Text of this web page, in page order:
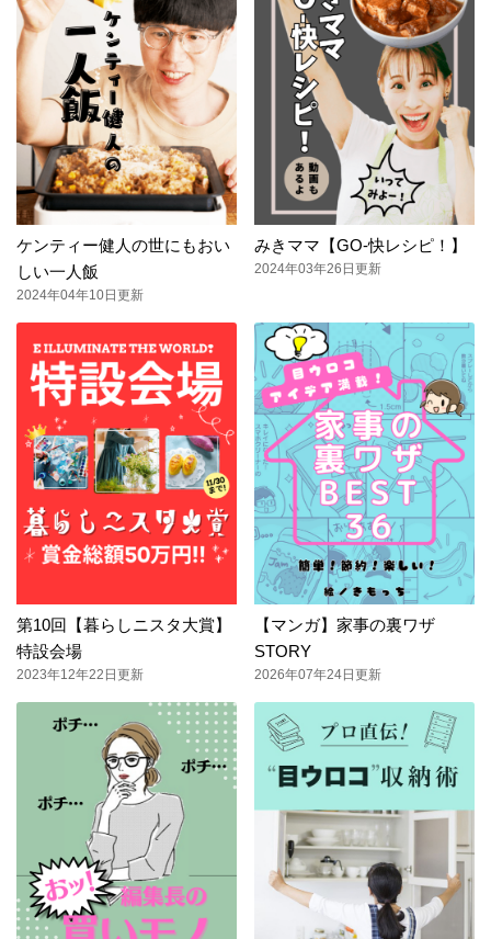
ケンティー健人の世にもおい
しい一人飯
2024年04年10日更新
みきママ【GO-快レシピ！】
2024年03年26日更新
第10回【暮らしニスタ大賞】
特設会場
2023年12年22日更新
【マンガ】家事の裏ワザ
STORY
2026年07年24日更新